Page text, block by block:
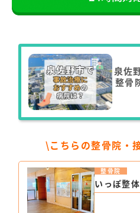
泉佐
整骨
\こちらの整骨院・
いっぽ整
整骨院